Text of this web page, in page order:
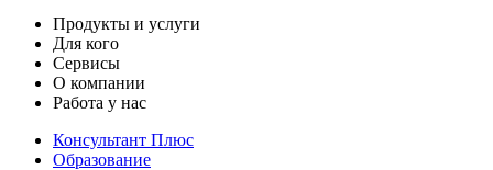
Продукты и услуги
Для кого
Сервисы
О компании
Работа у нас
Консультант Плюс
Образование